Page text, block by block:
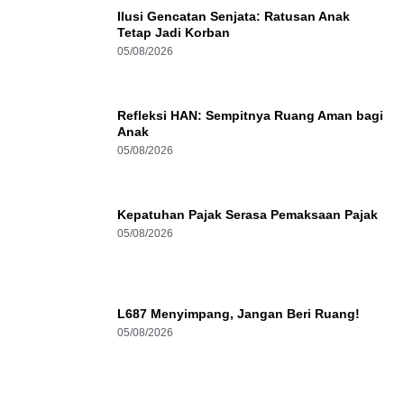
Ilusi Gencatan Senjata: Ratusan Anak
Tetap Jadi Korban
05/08/2026
Refleksi HAN: Sempitnya Ruang Aman bagi
Anak
05/08/2026
Kepatuhan Pajak Serasa Pemaksaan Pajak
05/08/2026
L687 Menyimpang, Jangan Beri Ruang!
05/08/2026